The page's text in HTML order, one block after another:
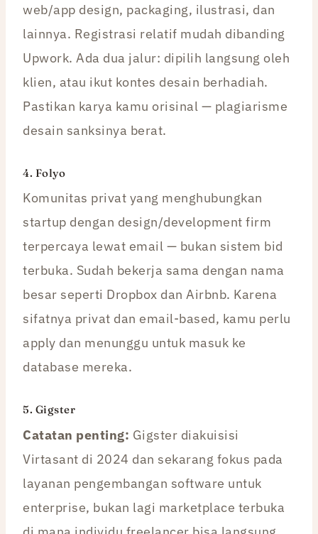
web/app design, packaging, ilustrasi, dan
lainnya. Registrasi relatif mudah dibanding
Upwork. Ada dua jalur: dipilih langsung oleh
klien, atau ikut kontes desain berhadiah.
Pastikan karya kamu orisinal — plagiarisme
desain sanksinya berat.
4. Folyo
Komunitas privat yang menghubungkan
startup dengan design/development firm
terpercaya lewat email — bukan sistem bid
terbuka. Sudah bekerja sama dengan nama
besar seperti Dropbox dan Airbnb. Karena
sifatnya privat dan email-based, kamu perlu
apply dan menunggu untuk masuk ke
database mereka.
5. Gigster
Catatan penting: Gigster diakuisisi
Virtasant di 2024 dan sekarang fokus pada
layanan pengembangan software untuk
enterprise, bukan lagi marketplace terbuka